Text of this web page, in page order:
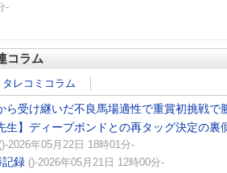
-
コラム
タレコミコラム
ら受け継いだ不良馬場適性で重賞初挑戦で
生】ディープボンドとの再タッグ決定の
()-2026年05月22日 18時01分-
記録 ()-2026年05月21日 12時00分-